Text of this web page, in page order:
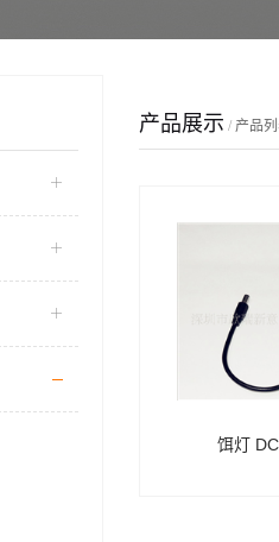
产品展示 / 产品
饵灯